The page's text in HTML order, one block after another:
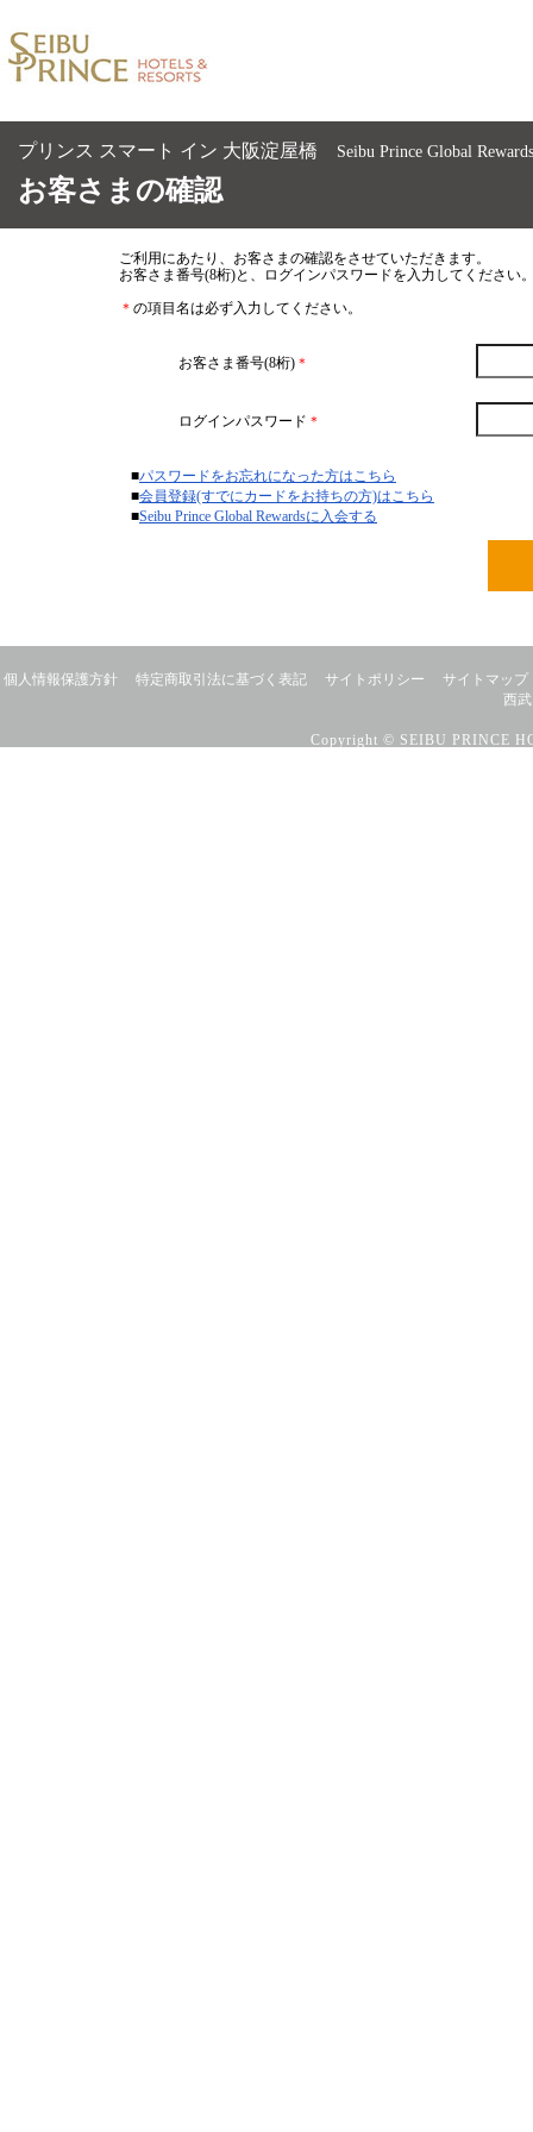
プリンス スマート イン 大阪淀屋橋 Seibu Prince Global
お客さまの確認
ご利用にあたり、お客さまの確認をさせていただきます。
お客さま番号(8桁)と、ログインパスワードを入力してくださ
＊ の項目名は必ず入力してください。
お客さま番号(8桁) ＊
ログインパスワード ＊
■パスワードをお忘れになった方はこちら
■会員登録(すでにカードをお持ちの方)はこちら
■Seibu Prince Global Rewardsに入会する
個人情報保護方針 特定商取引法に基づく表記 サイトポリシー
サイトマップ
西
Copyright © SEIBU PRINCE